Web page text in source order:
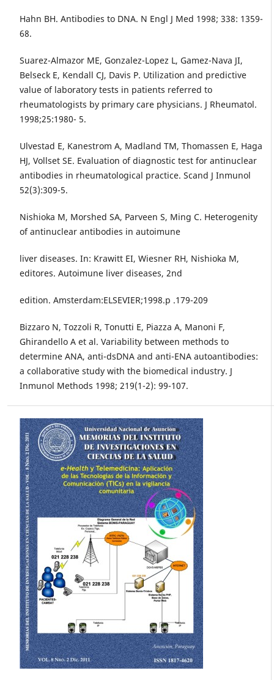
Hahn BH. Antibodies to DNA. N Engl J Med 1998; 338: 1359-
68.
Suarez-Almazor ME, Gonzalez-Lopez L, Gamez-Nava JI,
Belseck E, Kendall CJ, Davis P. Utilization and predictive
value of laboratory tests in patients referred to
rheumatologists by primary care physicians. J Rheumatol.
1998;25:1980- 5.
Ulvestad E, Kanestrom A, Madland TM, Thomassen E, Haga
HJ, Vollset SE. Evaluation of diagnostic test for antinuclear
antibodies in rheumatological practice. Scand J Inmunol
52(3):309-5.
Nishioka M, Morshed SA, Parveen S, Ming C. Heterogenity
of antinuclear antibodies in autoimune
liver diseases. In: Krawitt EI, Wiesner RH, Nishioka M,
editores. Autoimune liver diseases, 2nd
edition. Amsterdam:ELSEVIER;1998.p .179-209
Bizzaro N, Tozzoli R, Tonutti E, Piazza A, Manoni F,
Ghirandello A et al. Variability between methods to
determine ANA, anti-dsDNA and anti-ENA autoantibodies:
a collaborative study with the biomedical industry. J
Inmunol Methods 1998; 219(1-2): 99-107.